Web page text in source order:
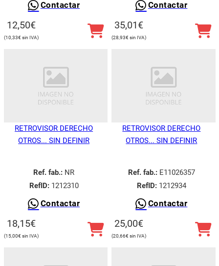
Contactar
12,50€
10,33€
Contactar
35,01€
28,93€
RETROVISOR DERECHO
OTROS... SIN DEFINIR
Ref. fab.: NR
RefID:1212310
Contactar
18,15€
15,00€
RETROVISOR DERECHO
OTROS... SIN DEFINIR
Ref. fab.:E11026357
RefID:1212934
Contactar
25,00€
20,66€